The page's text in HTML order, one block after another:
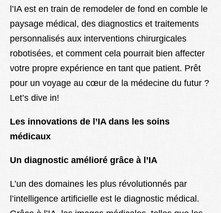
l’IA est en train de remodeler de fond en comble le
paysage médical, des diagnostics et traitements
personnalisés aux interventions chirurgicales
robotisées, et comment cela pourrait bien affecter
votre propre expérience en tant que patient. Prêt
pour un voyage au cœur de la médecine du futur ?
Let’s dive in!
Les innovations de l’IA dans les soins
médicaux
Un diagnostic amélioré grâce à l’IA
L’un des domaines les plus révolutionnés par
l’intelligence artificielle est le diagnostic médical.